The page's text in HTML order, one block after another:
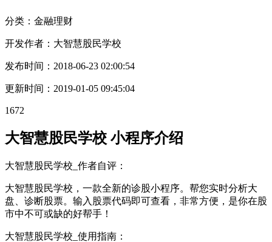
分类：金融理财
开发作者： 大智慧股民学校
发布时间： 2018-06-23 02:00:54
更新时间： 2019-01-05 09:45:04
1672
大智慧股民学校 小程序介绍
大智慧股民学校_作者自评：
大智慧股民学校，一款全新的诊股小程序。帮您实时分析大
盘、诊断股票。输入股票代码即可查看，非常方便，是你在股
市中不可或缺的好帮手！
大智慧股民学校_使用指南：